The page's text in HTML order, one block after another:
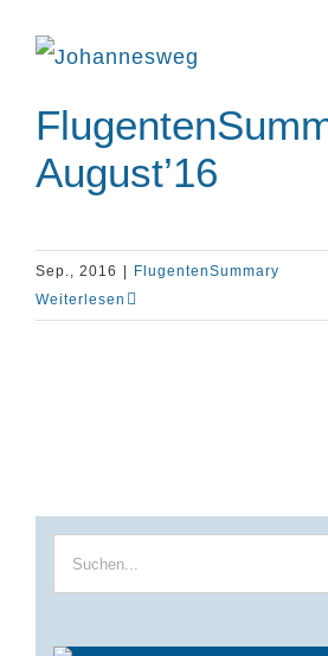
August’16
Sep., 2016
FlugentenSummary
Weiterlesen
Suche
nach: